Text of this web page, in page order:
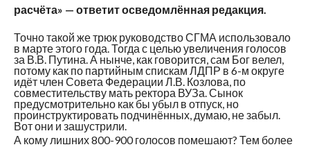
расчёта» — ответит осведомлённая редакция.
Точно такой же трюк руководство СГМА использовало
в марте этого года. Тогда с целью увеличения голосов
за В.В. Путина. А нынче, как говорится, сам Бог велел,
потому как по партийным спискам ЛДПР в 6-м округе
идёт член Совета Федерации Л.В. Козлова, по
совместительству мать ректора ВУЗа. Сынок
предусмотрительно как бы убыл в отпуск, но
проинструктировать подчинённых, думаю, не забыл.
Вот они и зашустрили.
А кому лишних 800-900 голосов помешают? Тем более